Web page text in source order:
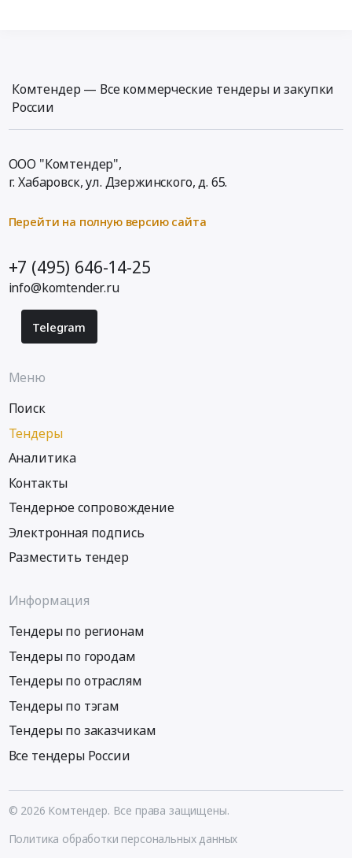
Комтендер — Все коммерческие тендеры и закупки
России
ООО "Комтендер",
г. Хабаровск,ул. Дзержинского, д. 65.
Перейти на полную версию сайта
+7 (495) 646-14-25
info@komtender.ru
Telegram
Меню
Поиск
Тендеры
Аналитика
Контакты
Тендерное сопровождение
Электронная подпись
Разместить тендер
Информация
Тендеры по регионам
Тендеры по городам
Тендеры по отраслям
Тендеры по тэгам
Тендеры по заказчикам
Все тендеры России
© 2026 Комтендер. Все права защищены.
Политика обработки персональных данных